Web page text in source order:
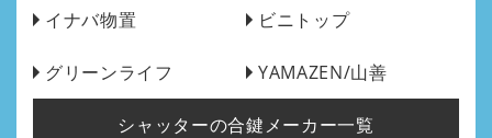
イナバ物置 ビニトップ
グリーンライフ YAMAZEN/山善
シャッターの合鍵メーカー一覧